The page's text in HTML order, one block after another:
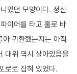
었던 모양이다. 정신
이어를 타고 홀로 바
귀환했는지는 아직
대위 역시 살아있음을
로로 잡혀 있었다.